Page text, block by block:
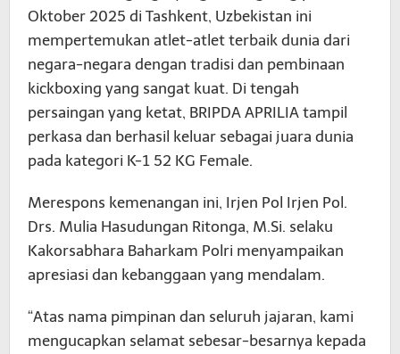
Oktober 2025 di Tashkent, Uzbekistan ini
mempertemukan atlet-atlet terbaik dunia dari
negara-negara dengan tradisi dan pembinaan
kickboxing yang sangat kuat. Di tengah
persaingan yang ketat, BRIPDA APRILIA tampil
perkasa dan berhasil keluar sebagai juara dunia
pada kategori K-1 52 KG Female.
Merespons kemenangan ini, Irjen Pol Irjen Pol.
Drs. Mulia Hasudungan Ritonga, M.Si. selaku
Kakorsabhara Baharkam Polri menyampaikan
apresiasi dan kebanggaan yang mendalam.
“Atas nama pimpinan dan seluruh jajaran, kami
mengucapkan selamat sebesar-besarnya kepada